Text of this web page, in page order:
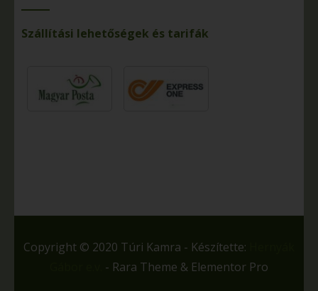
Szállítási lehetőségek és tarifák
Copyright © 2020 Túri Kamra - Készítette:
- Rara Theme & Elementor Pro